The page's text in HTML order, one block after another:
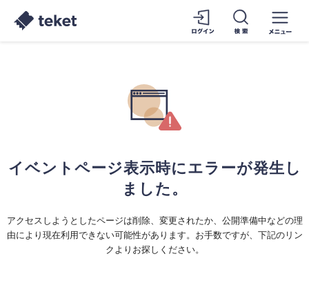
イベントページ表示時にエラーが発生し
ました。
アクセスしようとしたページは削除、変更されたか、公開準備中などの理
由により現在利用できない可能性があります。お手数ですが、下記のリン
クよりお探しください。